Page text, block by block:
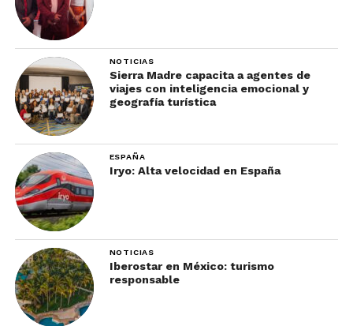
NOTICIAS
Sierra Madre capacita a agentes de
viajes con inteligencia emocional y
geografía turística
ESPAÑA
Iryo: Alta velocidad en España
NOTICIAS
Iberostar en México: turismo
responsable